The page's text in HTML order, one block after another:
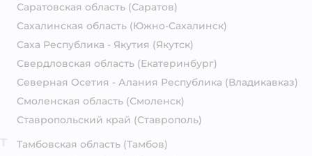
Саратовская область (Саратов)
Сахалинская область (Южно-Сахалинск)
Саха Республика - Якутия (Якутск)
Свердловская область (Екатеринбург)
Северная Осетия - Алания Республика (Владикавказ)
Смоленская область (Смоленск)
Ставропольский край (Ставрополь)
Тамбовская область (Тамбов)